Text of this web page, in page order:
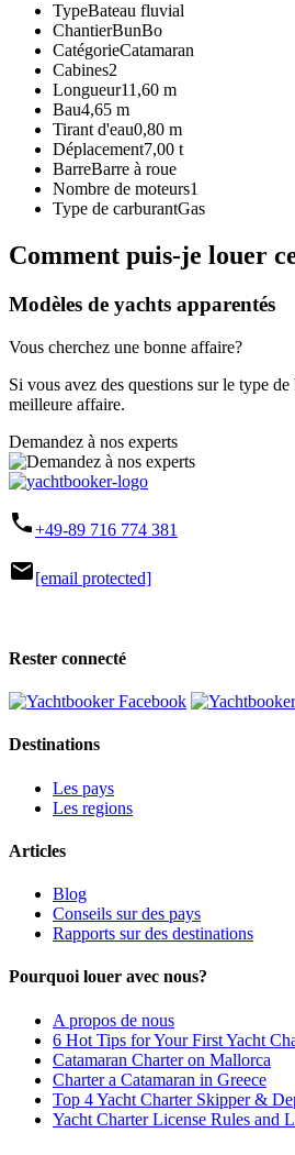
TypeBateau fluvial
ChantierBunBo
CatégorieCatamaran
Cabines2
Longueur11,60 m
Bau4,65 m
Tirant d'eau0,80 m
Déplacement7,00 t
BarreBarre à roue
Nombre de moteurs1
Type de carburantGas
Comment puis-je louer
Modèles de yachts apparentés
Vous cherchez une bonne affaire?
Si vous avez des questions sur le type
meilleure affaire.
Demandez à nos experts
phone+49-89 716 774 381
mail[email protected]
Rester connecté
Destinations
Les pays
Les regions
Articles
Blog
Conseils sur des pays
Rapports sur des destinations
Pourquoi louer avec nous?
A propos de nous
6 Hot Tips for Your First Yacht
Catamaran Charter on Mallorca
Charter a Catamaran in Greece
Top 4 Yacht Charter Skipper &
Yacht Charter License Rules and